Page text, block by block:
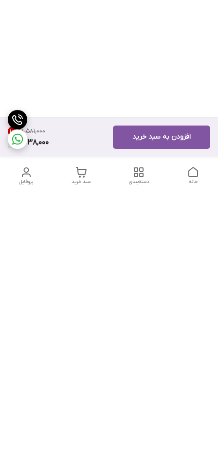
۸٬۵۸۱٬۰۰۰ 10%
7,638,000
افزودن به سبد خرید
پروفایل سبد خرید دسته‌بندی خانه